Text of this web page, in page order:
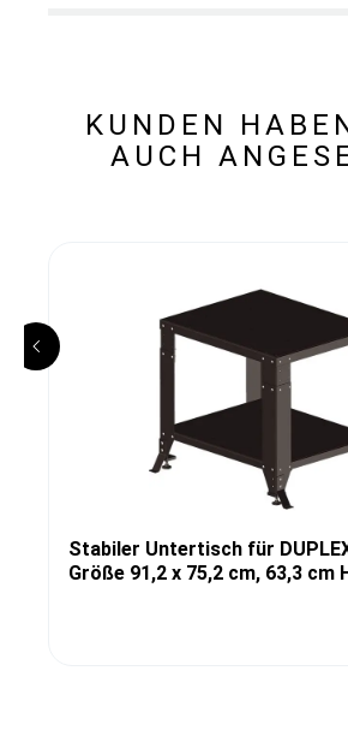
KUNDEN
AUCH
Stabiler Untertisch für
Größe 91,2 x 75,2 cm, 63,3 cm